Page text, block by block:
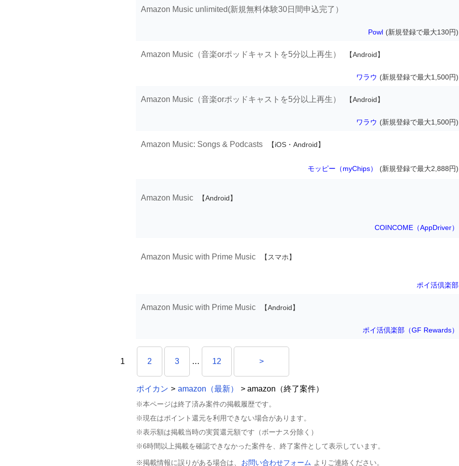
Amazon Music unlimited(新規無料体験30日間申込完了）
Powl (新規登録で最大130円)
Amazon Music（音楽orポッドキャストを5分以上再生） 【Android】
ワラウ (新規登録で最大1,500円)
Amazon Music（音楽orポッドキャストを5分以上再生） 【Android】
ワラウ (新規登録で最大1,500円)
Amazon Music: Songs & Podcasts 【iOS・Android】
モッピー（myChips） (新規登録で最大2,888円)
Amazon Music 【Android】
COINCOME（AppDriver）
Amazon Music with Prime Music 【スマホ】
ポイ活倶楽部
Amazon Music with Prime Music 【Android】
ポイ活倶楽部（GF Rewards）
1 2 3 … 12 >
ポイカン > amazon（最新） > amazon（終了案件）
※本ページは終了済み案件の掲載履歴です。
※現在はポイント還元を利用できない場合があります。
※表示額は掲載当時の実質還元額です（ボーナス分除く）
※6時間以上掲載を確認できなかった案件を、終了案件として表示しています。
※掲載情報に誤りがある場合は、 お問い合わせフォーム よりご連絡ください。